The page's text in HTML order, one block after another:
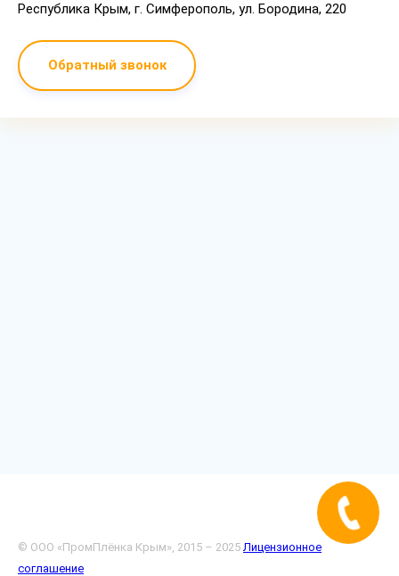
Республика Крым, г. Симферополь, ул. Бородина, 220
Обратный звонок
© ООО «ПромПлёнка Крым», 2015 – 2025 Лицензионное
соглашение